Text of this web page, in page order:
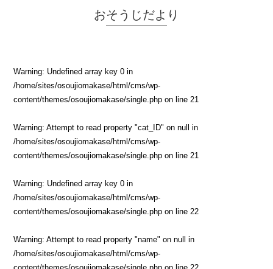
おそうじだより
Warning: Undefined array key 0 in
/home/sites/osoujiomakase/html/cms/wp-
content/themes/osoujiomakase/single.php on line 21
Warning: Attempt to read property "cat_ID" on null in
/home/sites/osoujiomakase/html/cms/wp-
content/themes/osoujiomakase/single.php on line 21
Warning: Undefined array key 0 in
/home/sites/osoujiomakase/html/cms/wp-
content/themes/osoujiomakase/single.php on line 22
Warning: Attempt to read property "name" on null in
/home/sites/osoujiomakase/html/cms/wp-